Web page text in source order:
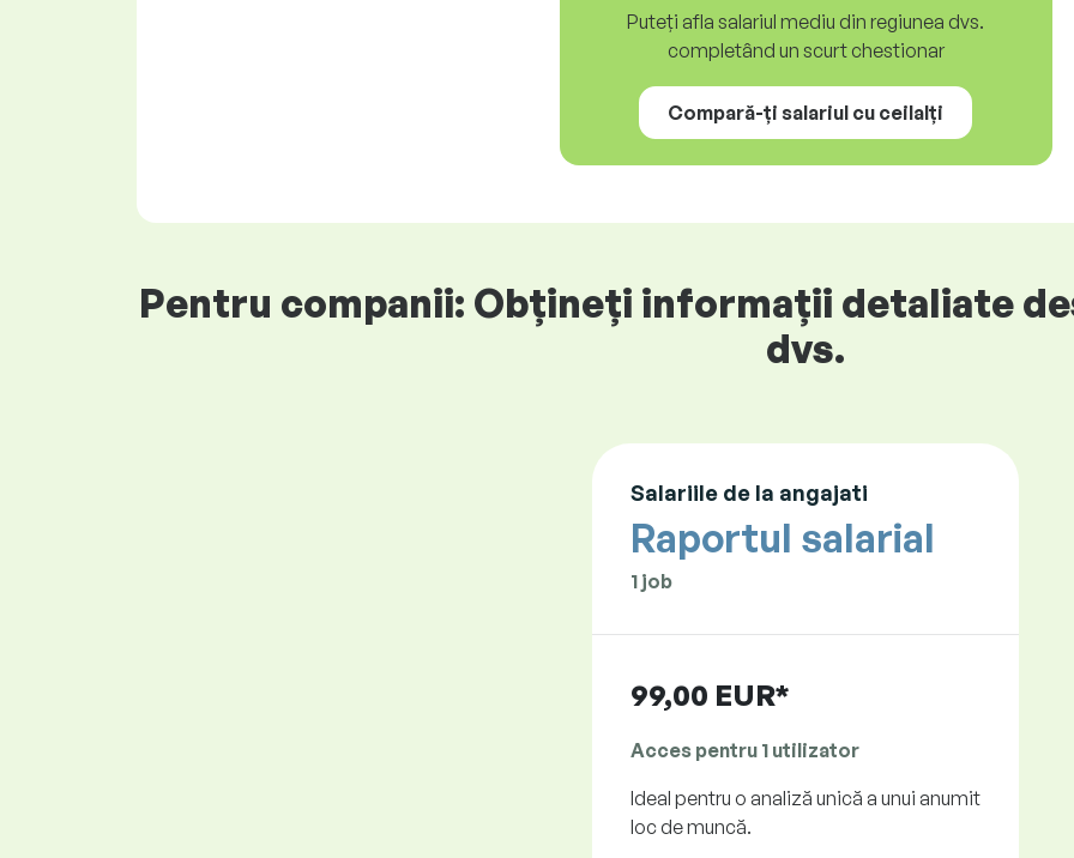
Puteți afla salariul mediu din regiunea dvs.
completând un scurt chestionar
Compară-ți salariul cu ceilalți
Pentru companii: Obțineți informații detaliate
dvs.
Salariile de la angajati
Raportul salarial
1 job
99,00 EUR*
Acces pentru 1 utilizator
Ideal pentru o analiză unică a unui anumit
loc de muncă.